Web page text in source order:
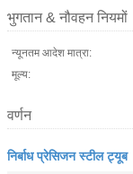
भुगतान & नौवहन नियमों
न्यूनतम आदेश मात्रा:
मूल्य:
वर्णन
निर्बाध प्रेसिजन स्टील ट्यूब